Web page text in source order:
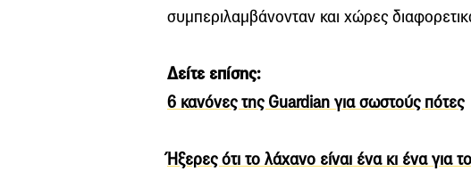
συμπεριλαμβάνονταν και χώρες
Δείτε επίσης:
6 κανόνες της Guardian για σωστούς πότες
Ήξερες ότι το λάχανο είναι ένα κι ένα για